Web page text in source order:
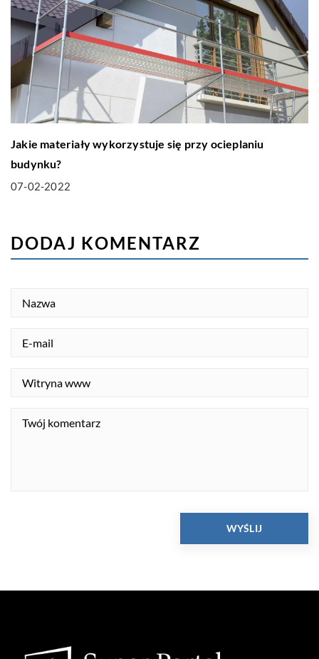
Jakie materiały wykorzystuje się przy ocieplaniu
budynku?
07-02-2022
DODAJ KOMENTARZ